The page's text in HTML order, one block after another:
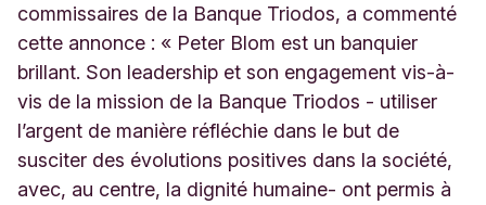
commissaires de la Banque Triodos, a commenté
cette annonce : « Peter Blom est un banquier
brillant. Son leadership et son engagement vis-à-
vis de la mission de la Banque Triodos - utiliser
l’argent de manière réfléchie dans le but de
susciter des évolutions positives dans la société,
avec, au centre, la dignité humaine- ont permis à